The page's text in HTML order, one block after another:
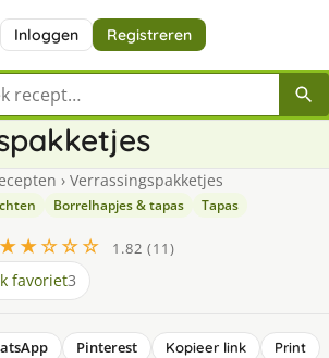
Inloggen Registreren
een recept
› Verrassingspakketjes
Borrelhapjes & tapas Tapas
★★☆☆☆
1.82 (11)
favoriet3
Pinterest Kopieer link Print